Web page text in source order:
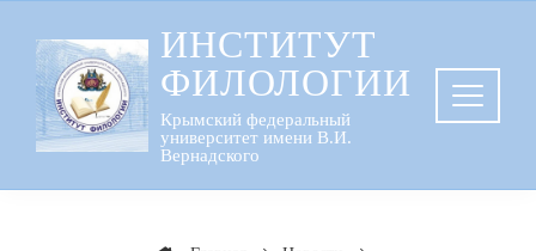
содержанию
ИНСТИТУТ
ФИЛОЛОГИИ
Крымский федеральный
университет имени В.И.
Вернадского